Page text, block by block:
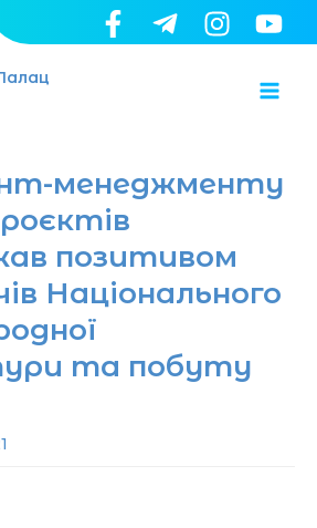
менеджменту
позитивом
Національного
та побуту